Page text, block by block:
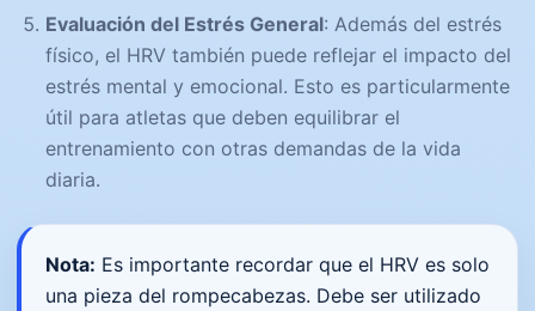
Evaluación del Estrés General: Además del estrés
físico, el HRV también puede reflejar el impacto del
estrés mental y emocional. Esto es particularmente
útil para atletas que deben equilibrar el
entrenamiento con otras demandas de la vida
diaria.
Nota: Es importante recordar que el HRV es solo
una pieza del rompecabezas. Debe ser utilizado